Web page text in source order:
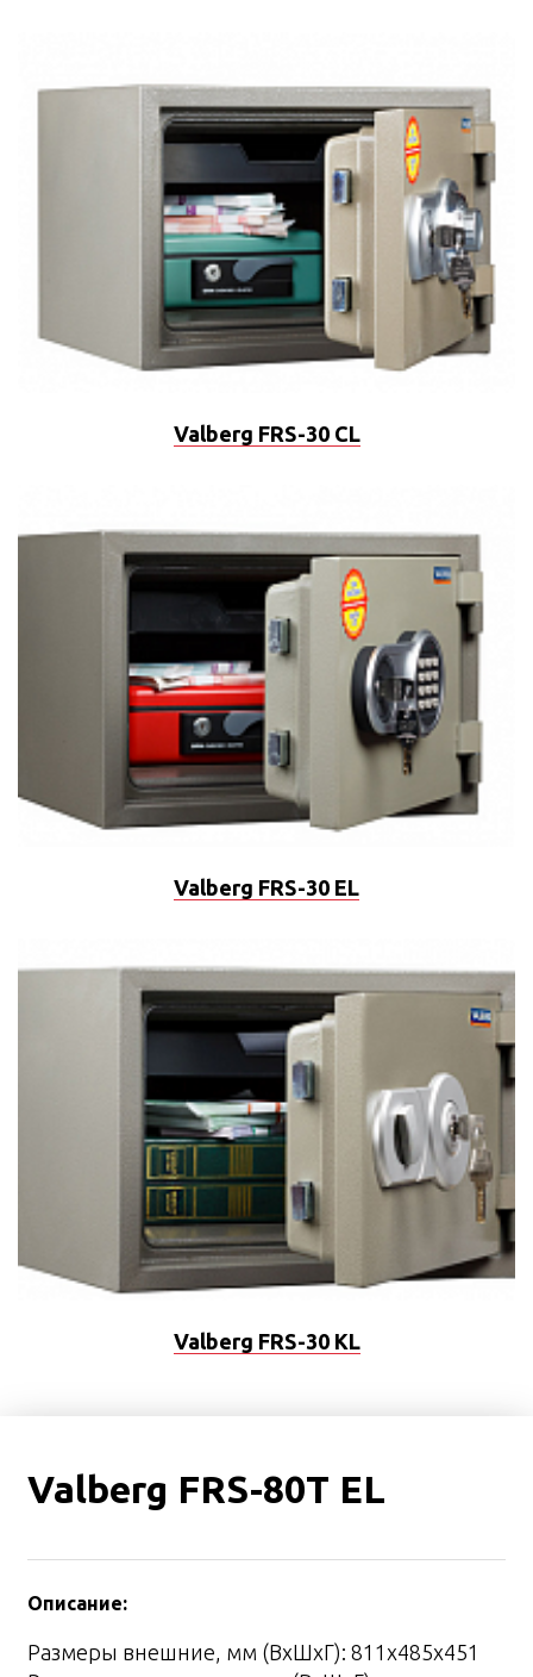
Valberg FRS-30 CL
Valberg FRS-30 EL
Valberg FRS-30 KL
Valberg FRS-80T EL
Описание:
Размеры внешние, мм (ВхШхГ): 811x485x451